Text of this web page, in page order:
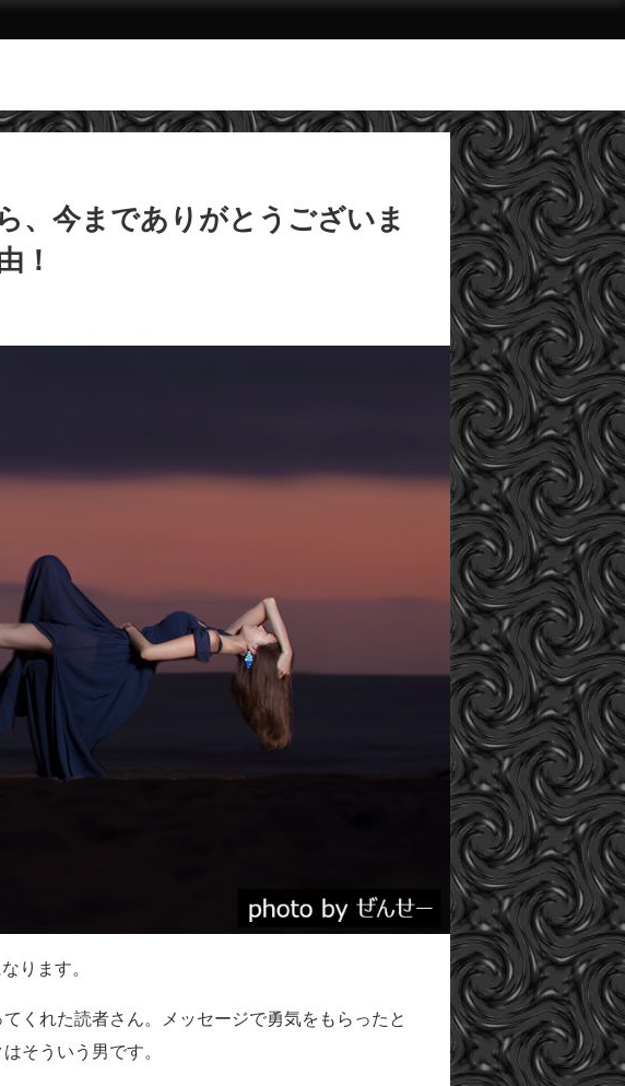
、今までありがとうございま
！
ります。
くれた読者さん。メッセージで勇気をもらったと
そういう男です。